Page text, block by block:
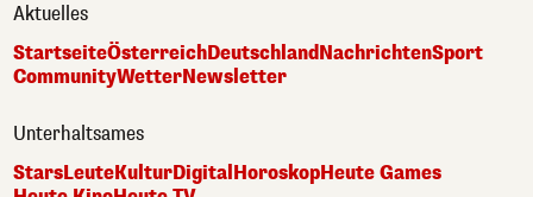
Aktuelles
StartseiteÖsterreichDeutschlandNachrichtenSport
CommunityWetterNewsletter
Unterhaltsames
StarsLeuteKulturDigital HoroskopHeute Games